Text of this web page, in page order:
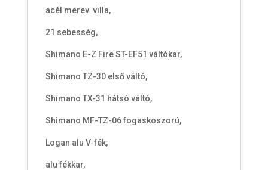
acél merev villa,
21 sebesség,
Shimano E-Z Fire ST-EF51 váltókar,
Shimano TZ-30 első váltó,
Shimano TX-31 hátsó váltó,
Shimano MF-TZ-06 fogaskoszorú,
Logan alu V-fék,
alu fékkar,